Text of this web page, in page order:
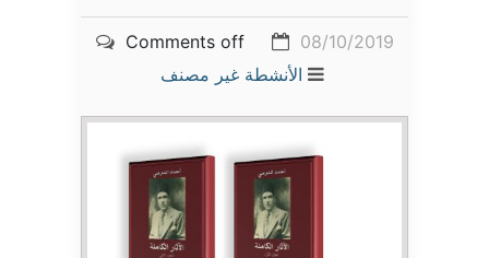
08/10/2019
Comments off
الأنشطة غير مصنف